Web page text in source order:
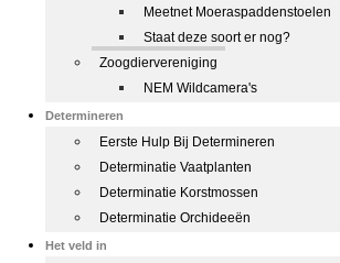
Meetnet Moeraspaddenstoelen
Staat deze soort er nog?
Zoogdiervereniging
NEM Wildcamera's
Determineren
Eerste Hulp Bij Determineren
Determinatie Vaatplanten
Determinatie Korstmossen
Determinatie Orchideeën
Het veld in